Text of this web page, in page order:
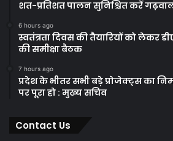
शत-प्रतिशत पालन सुनिश्चित करें
6 hours ago
स्वतंत्रता दिवस की तैयारियों को लेकर
की समीक्षा बैठक
7 hours ago
प्रदेश के भीतर सभी बड़े प्रोजेक्ट्स का
पर पूरा हो : मुख्य सचिव
Contact Us